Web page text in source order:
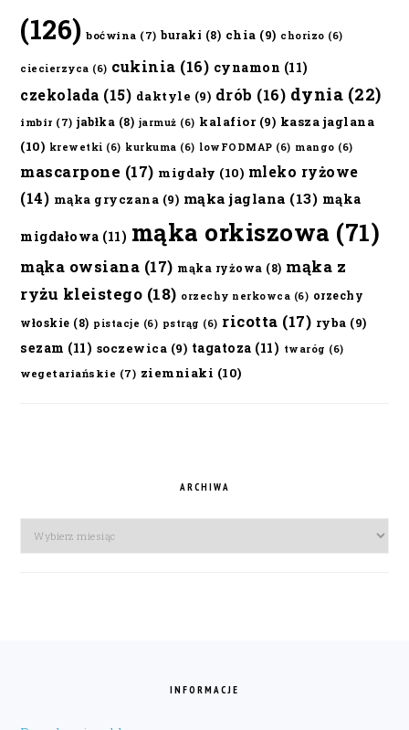
(126) boćwina (7) buraki (8) chia (9) chorizo (6)
ciecierzyca (6) cukinia (16) cynamon (11)
czekolada (15) daktyle (9) drób (16) dynia (22)
imbir (7) jabłka (8) jarmuż (6) kalafior(9) kasza jaglana
(10) krewetki (6) kurkuma (6) lowFODMAP (6) mango (6)
mascarpone (17) migdały (10) mleko ryżowe
(14) mąka gryczana (9) mąka jaglana (13) mąka
migdałowa (11) mąka orkiszowa (71)
mąka owsiana (17) mąka ryżowa (8) mąka z
ryżu kleistego (18) orzechy nerkowca (6) orzechy
włoskie (8) pistacje (6) pstrąg (6) ricotta (17) ryba (9)
sezam (11) soczewica (9) tagatoza (11) twaróg (6)
wegetariańskie (7) ziemniaki (10)
ARCHIWA
Archiwa
INFORMACJE